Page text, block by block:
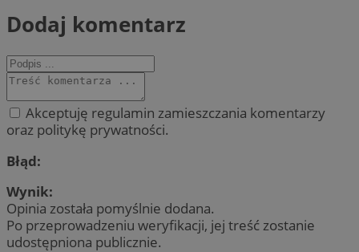
Dodaj komentarz
Akceptuję regulamin zamieszczania komentarzy
oraz politykę prywatności.
Błąd:
Wynik:
Opinia została pomyślnie dodana.
Po przeprowadzeniu weryfikacji, jej treść zostanie
udostępniona publicznie.